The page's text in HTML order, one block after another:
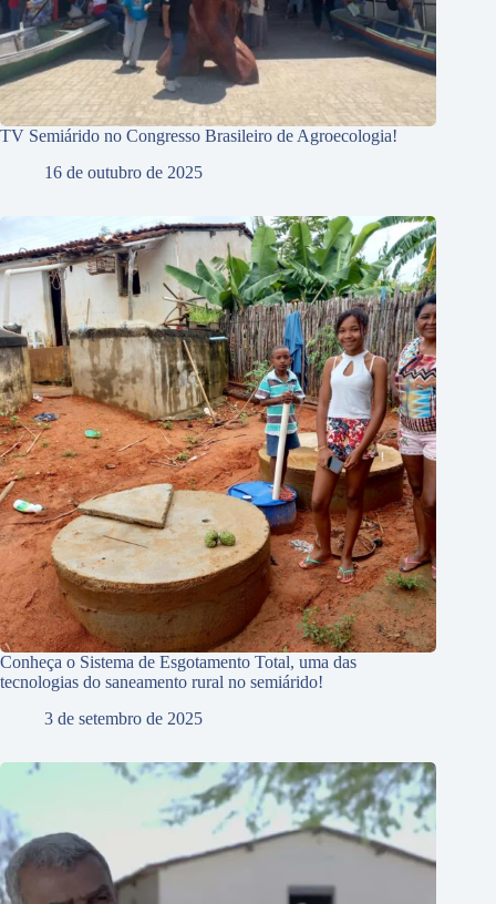
TV Semiárido no Congresso Brasileiro de Agroecologia!
16 de outubro de 2025
Conheça o Sistema de Esgotamento Total, uma das
tecnologias do saneamento rural no semiárido!
3 de setembro de 2025